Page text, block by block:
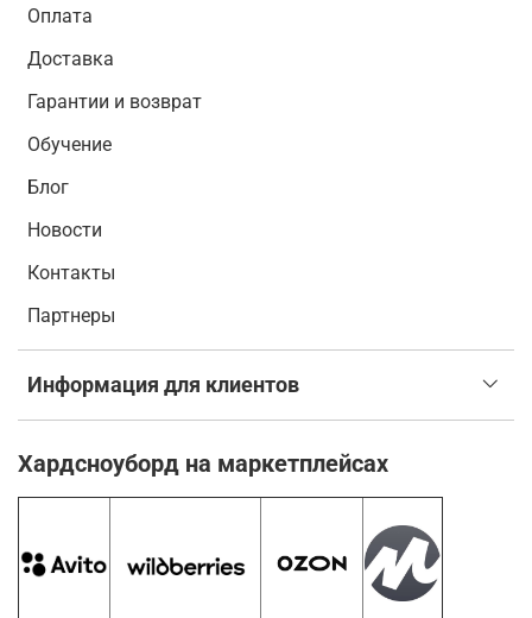
Оплата
Доставка
Гарантии и возврат
Обучение
Блог
Новости
Контакты
Партнеры
Информация для клиентов
Хардсноуборд на маркетплейсах